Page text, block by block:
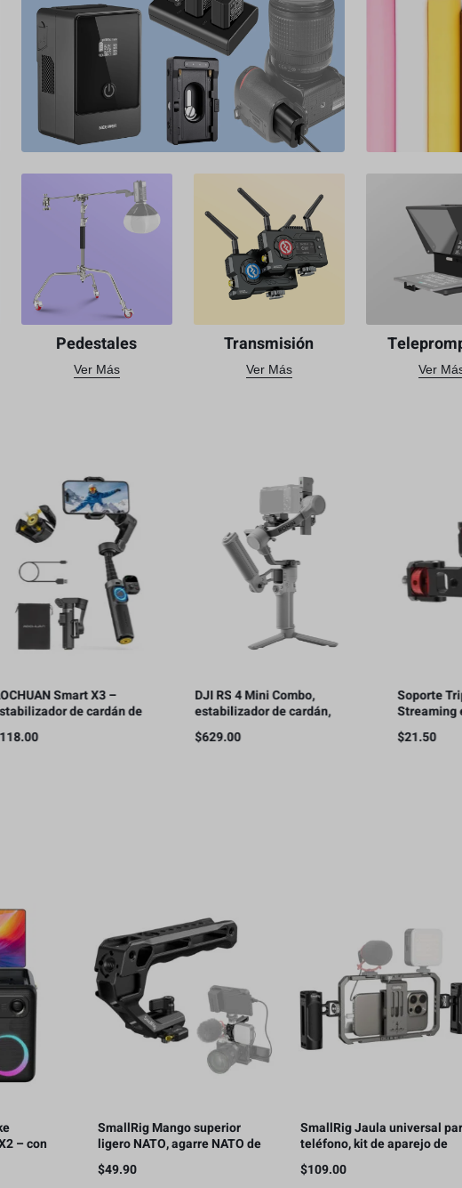
Pedestales
Ver Más
Transmisión
Ver Más Ver
X3 –
cardán de
, control
trípode
DJI RS 4 Mini Combo,
estabilizador de cardán,
bloqueo automático de ejes,
seguimiento inteligente,
Soporte Triple para
Streaming en Vivo con
Teléfonos Móviles
– con
de
SmallRig Mango superior
ligero NATO, agarre NATO de
liberación rápida con riel
NATO – 4345
$49.90
SmallRig Jaula universal
teléfono, kit de aparejo de
video para teléfono
inteligente con asas
$109.00